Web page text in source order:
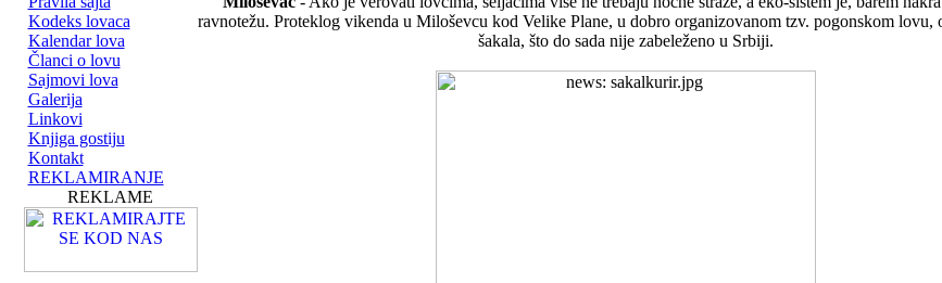
Kodeks lovaca
Kalendar lova
Članci o lovu
Sajmovi lova
Galerija
Linkovi
Knjiga gostiju
Kontakt
REKLAMIRANJE
REKLAME
ravnotežu. Proteklog vikenda u Miloševcu kod Velike Plane, u dobro organizovanom tzv. pogonskom lovu,
šakala, što do sada nije zabeleženo u Srbiji.